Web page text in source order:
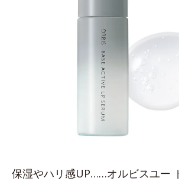
保湿やハリ感UP……オルビスユー